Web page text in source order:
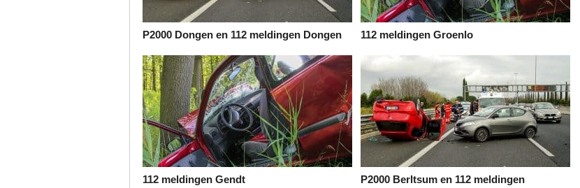
P2000 Dongen en 112 meldingen Dongen 112 meldingen Groenlo
112 meldingen Gendt
P2000 Berltsum en 112 meldingen